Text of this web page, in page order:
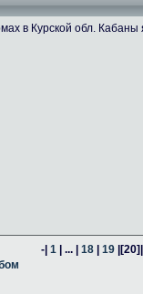
в Курской обл.
-| 1 | ... | 18 | 19 |[20]